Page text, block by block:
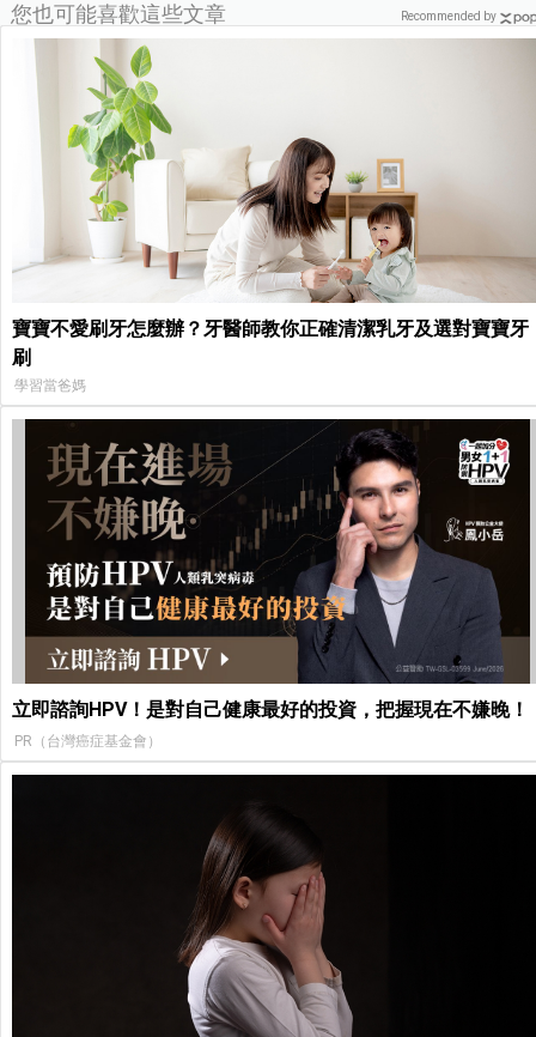
您也可能喜歡這些文章
寶寶不愛刷牙怎麼辦？牙醫師教你正確清潔乳牙及選對寶寶牙
刷
學習當爸媽
立即諮詢HPV！是對自己健康最好的投資，把握現在不嫌晚！
PR（台灣癌症基金會）
Recommended by